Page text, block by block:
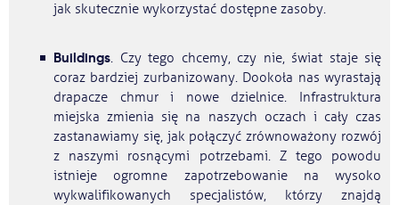
jak skutecznie wykorzystać dostępne zasoby.
Buildings. Czy tego chcemy, czy nie, świat staje się
coraz bardziej zurbanizowany. Dookoła nas wyrastają
drapacze chmur i nowe dzielnice. Infrastruktura
miejska zmienia się na naszych oczach i cały czas
zastanawiamy się, jak połączyć zrównoważony rozwój
z naszymi rosnącymi potrzebami. Z tego powodu
istnieje ogromne zapotrzebowanie na wysoko
wykwalifikowanych specjalistów, którzy znajdą